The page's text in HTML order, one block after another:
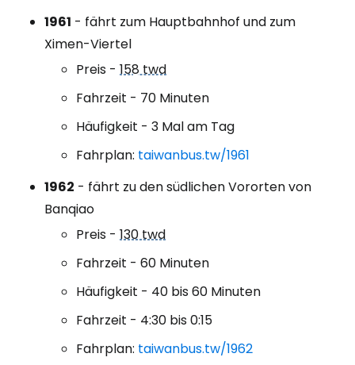
1961 - fährt zum Hauptbahnhof und zum
Ximen-Viertel
Preis - 158 twd
Fahrzeit - 70 Minuten
Häufigkeit - 3 Mal am Tag
Fahrplan: taiwanbus.tw/1961
1962 - fährt zu den südlichen Vororten von
Banqiao
Preis - 130 twd
Fahrzeit - 60 Minuten
Häufigkeit - 40 bis 60 Minuten
Fahrzeit - 4:30 bis 0:15
Fahrplan: taiwanbus.tw/1962